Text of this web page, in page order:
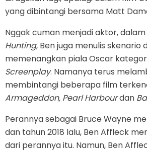
yang dibintangi bersama Matt
Nggak cuman menjadi aktor,
Hunting, Ben juga menulis skenario
memenangkan piala Oscar
Screenplay. Namanya terus
membintangi beberapa film
Armageddon, Pearl Harbourdan
Perannya sebagai Bruce Wayne
dan tahun 2018 lalu, Ben Affleck
dari perannya itu. Namun, Ben